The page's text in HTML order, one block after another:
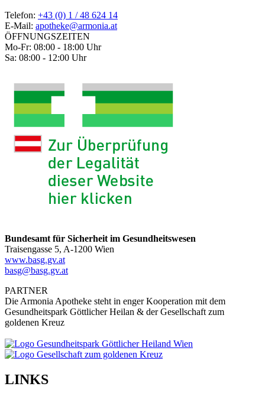
Telefon: +43 (0) 1 / 48 624 14
E-Mail: apotheke@armonia.at
ÖFFNUNGSZEITEN
Mo-Fr: 08:00 - 18:00 Uhr
Sa: 08:00 - 12:00 Uhr
Bundesamt für Sicherheit im Gesundheitswesen
Traisengasse 5, A-1200 Wien
www.basg.gv.at
basg@basg.gv.at
PARTNER
Die Armonia Apotheke steht in enger Kooperation mit dem
Gesundheitspark Göttlicher Heilan & der Gesellschaft zum
goldenen Kreuz
LINKS